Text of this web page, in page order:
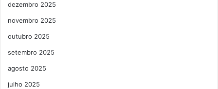
dezembro 2025
novembro 2025
outubro 2025
setembro 2025
agosto 2025
julho 2025